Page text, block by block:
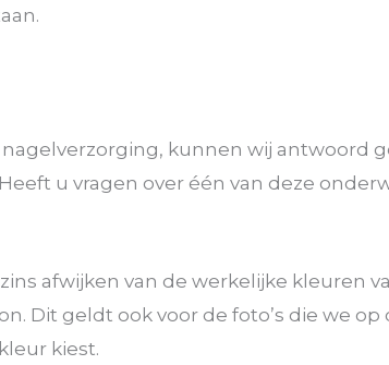
kunnen wij antwoord
u vragen over één van deze
afwijken van de werkelijke kleuren
Dit geldt ook voor de foto’s die we
kiest.